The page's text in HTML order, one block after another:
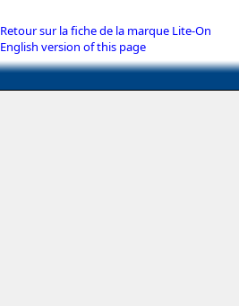
Retour sur la fiche de la marque Lite-On
English version of this page